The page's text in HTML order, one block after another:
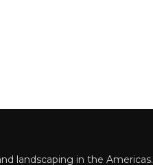
landscaping in the Americas.